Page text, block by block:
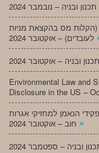
(הקלות מס בהקצאת מניות
Environmental Law and
Disclosure in the US –
הנאמן למחזיקי אגרות
»